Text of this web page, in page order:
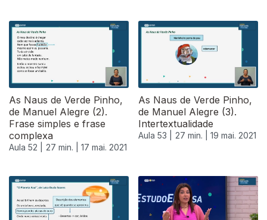
As Naus de Verde Pinho,
de Manuel Alegre (2).
Frase simples e frase
complexa
Aula 52 | 27 min. | 17 mai. 2021
As Naus de Verde Pinho,
de Manuel Alegre (3).
Intertextualidade
Aula 53 | 27 min. | 19 mai. 2021